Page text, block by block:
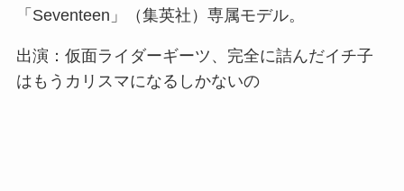
「Seventeen」（集英社）専属モデル。
出演：仮面ライダーギーツ、完全に詰んだイチ子
はもうカリスマになるしかないの